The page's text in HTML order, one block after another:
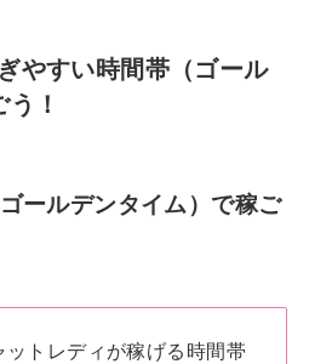
やすい時間帯（ゴール
！
ールデンタイム）で稼ご
ットレディが稼げる時間帯